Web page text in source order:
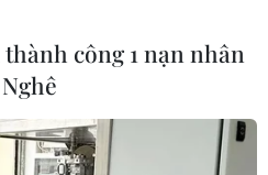
công 1 nạn nhân